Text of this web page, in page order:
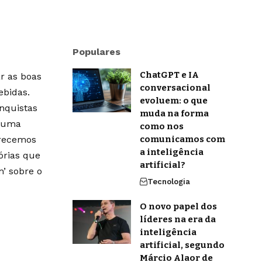
as boas
que
sobre o
Populares
ChatGPT e IA
conversacional
evoluem: o que
muda na forma
como nos
comunicamos com
a inteligência
artificial?
Tecnologia
O novo papel dos
líderes na era da
inteligência
artificial, segundo
Márcio Alaor de